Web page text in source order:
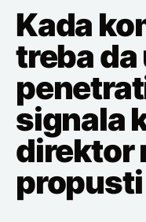
Kada
treba
signala
direktor
propusti